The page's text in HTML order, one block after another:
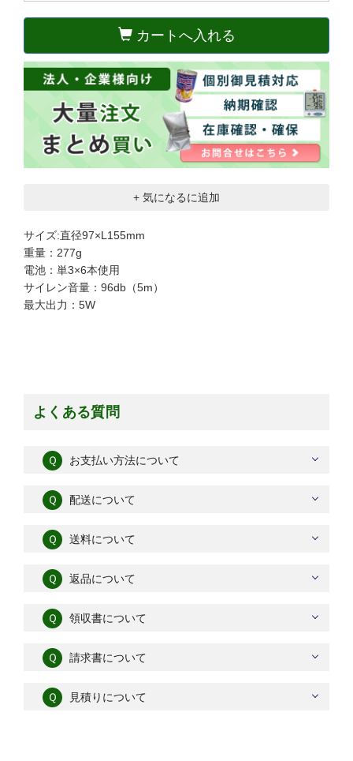
カートへ入れる
+ 気になるに追加
サイズ:直径97×L155mm
重量：277g
電池：単3×6本使用
サイレン音量：96db（5m）
最大出力：5W
よくある質問
Ｑ お支払い方法について
Ｑ 配送について
Ｑ 送料について
Ｑ 返品について
Ｑ 領収書について
Ｑ 請求書について
Ｑ 見積りについて